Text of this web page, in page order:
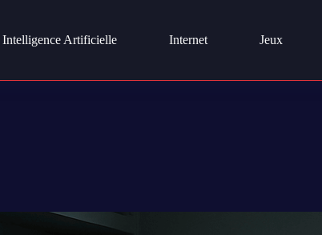
Intelligence Artificielle Internet Jeux